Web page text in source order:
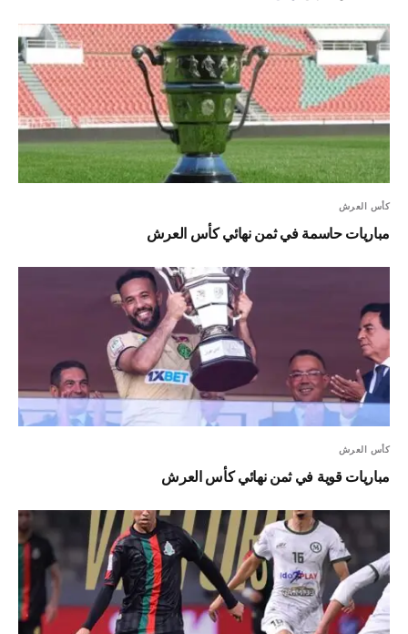
كأس العرش
مباريات حاسمة في ثمن نهائي كأس العرش
كأس العرش
مباريات قوية في ثمن نهائي كأس العرش